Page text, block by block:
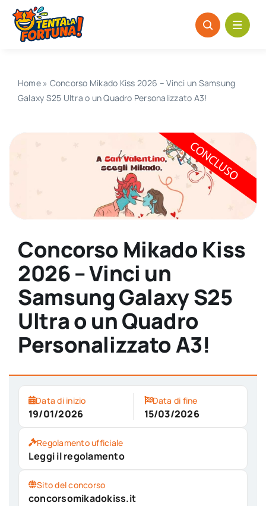
Salta
contenuto
Home» Concorso Mikado Kiss 2026 – Vinci un Samsung
Galaxy S25 Ultra o un Quadro Personalizzato A3!
Concorso Mikado Kiss
2026 – Vinci un
Samsung Galaxy S25
Ultra o un Quadro
Personalizzato A3!
Data di inizio
19/01/2026
Data di fine
15/03/2026
Regolamento ufficiale
Leggi il regolamento
Sito del concorso
concorsomikadokiss.it